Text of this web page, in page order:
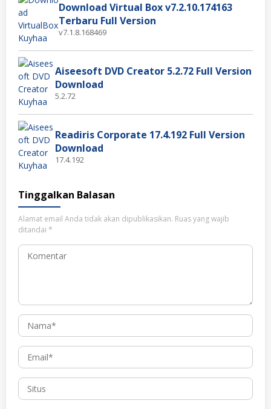
Download Virtual Box v7.2.10.174163
Terbaru Full Version
v7.1.8.168469
Aiseesoft DVD Creator 5.2.72 Full Version
Download
5.2.72
Readiris Corporate 17.4.192 Full Version
Download
17.4.192
Tinggalkan Balasan
Alamat email Anda tidak akan dipublikasikan. Ruas yang wajib
ditandai *